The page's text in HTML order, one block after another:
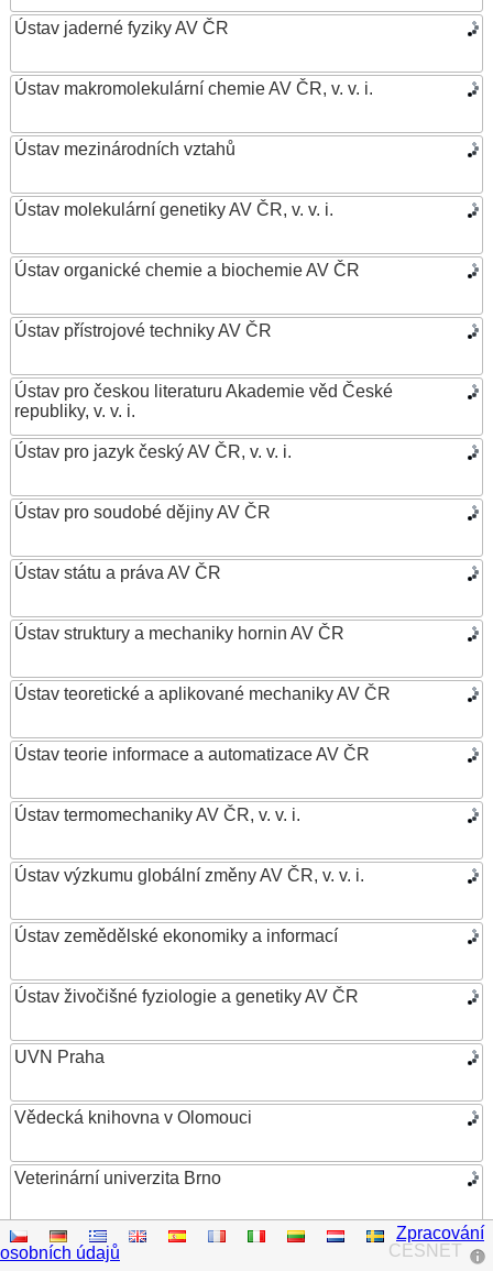
Ústav jaderné fyziky AV ČR
Ústav makromolekulární chemie AV ČR, v. v. i.
Ústav mezinárodních vztahů
Ústav molekulární genetiky AV ČR, v. v. i.
Ústav organické chemie a biochemie AV ČR
Ústav přístrojové techniky AV ČR
Ústav pro českou literaturu Akademie věd České
republiky, v. v. i.
Ústav pro jazyk český AV ČR, v. v. i.
Ústav pro soudobé dějiny AV ČR
Ústav státu a práva AV ČR
Ústav struktury a mechaniky hornin AV ČR
Ústav teoretické a aplikované mechaniky AV ČR
Ústav teorie informace a automatizace AV ČR
Ústav termomechaniky AV ČR, v. v. i.
Ústav výzkumu globální změny AV ČR, v. v. i.
Ústav zemědělské ekonomiky a informací
Ústav živočišné fyziologie a genetiky AV ČR
UVN Praha
Vědecká knihovna v Olomouci
Veterinární univerzita Brno
VŠB – Technická univerzita Ostrava
CESNET
Zpracování
osobních údajů